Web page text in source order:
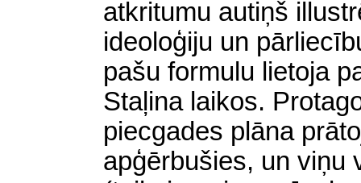
atkritumu autiņš
ideoloģiju un
pašu formulu lietoja
Staļina laikos.
piecgades plāna
apģērbušies, un viņu